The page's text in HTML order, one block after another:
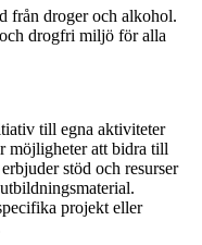
från droger och alkohol.
drogfri miljö för alla
till egna aktiviteter
möjligheter att bidra till
stöd och resurser
projekt eller